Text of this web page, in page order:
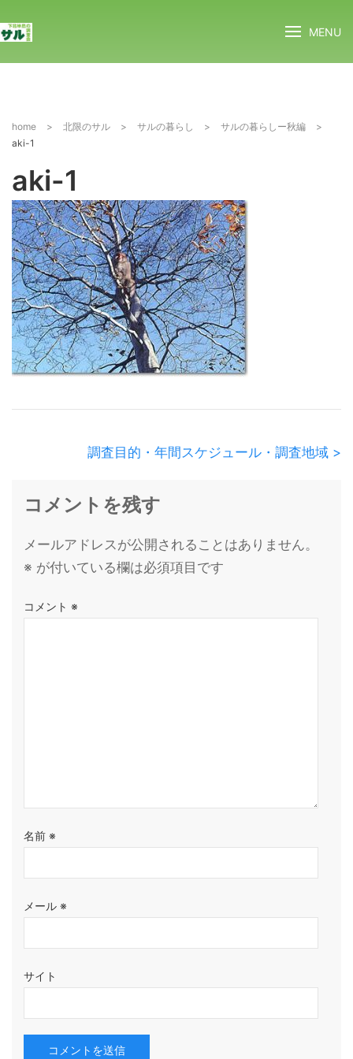
MENU
home > 北限のサル > サルの暮らし > サルの暮らしー秋編
>
aki-1
aki-1
調査目的・年間スケジュール・調査地域 >
コメントを残す
メールアドレスが公開されることはありません。
※ が付いている欄は必須項目です
コメント ※
名前 ※
メール ※
サイト